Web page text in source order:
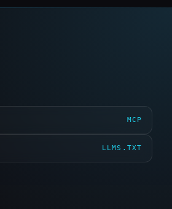
MCP
LLMS.TXT